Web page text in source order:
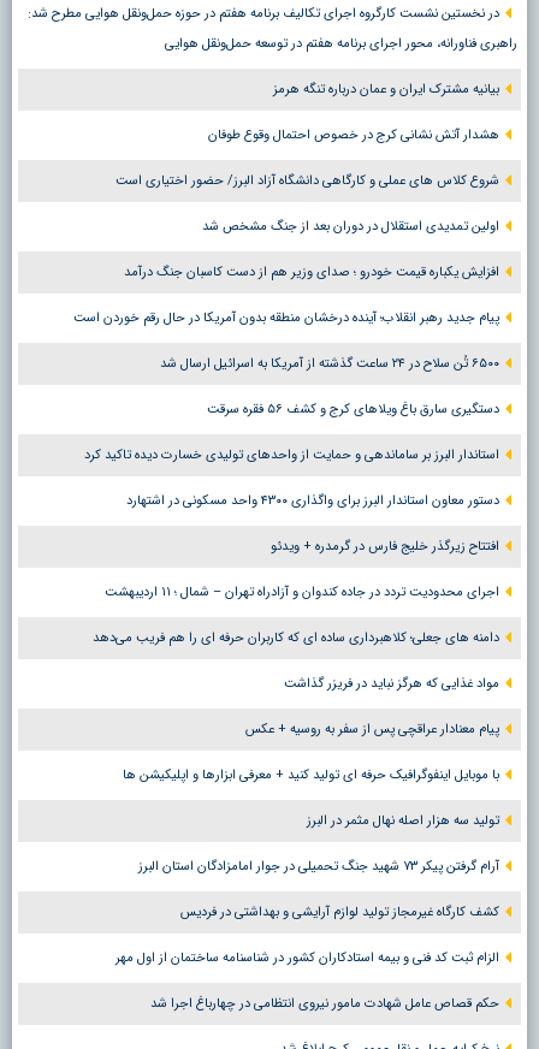
در نخستین نشست کارگروه اجرای تکالیف برنامه هفتم در حوزه حمل‌ونقل هوایی مطرح شد:
راهبری فناورانه، محور اجرای برنامه هفتم در توسعه حمل‌ونقل هوایی
بیانیه مشترک ایران و عمان درباره تنگه هرمز
هشدار آتش نشانی کرج در خصوص احتمال وقوع طوفان
شروع کلاس های عملی و کارگاهی دانشگاه آزاد البرز/ حضور اختیاری است
اولین تمدیدی استقلال در دوران بعد از جنگ مشخص شد
افزایش یکباره قیمت خودرو ؛ صدای وزیر هم از دست کاسبان جنگ درآمد
پیام جدید رهبر انقلاب؛ آینده درخشان منطقه بدون آمریکا در حال رقم خوردن است
۶۵۰۰ تُن سلاح در ۲۴ ساعت گذشته از آمریکا به اسرائیل ارسال شد
دستگیری سارق باغ ویلاهای کرج و کشف ۵۶ فقره سرقت
استاندار البرز بر ساماندهی و حمایت از واحدهای تولیدی خسارت دیده تاکید کرد
دستور معاون استاندار البرز برای واگذاری ۴۳۰۰ واحد مسکونی در اشتهارد
افتتاح زیرگذر خلیج فارس در گرمدره + ویدئو
اجرای محدودیت تردد در جاده کندوان و آزادراه تهران – شمال ؛ ١١ اردیبهشت
دامنه های جعلی؛ کلاهبرداری ساده ای که کاربران حرفه ای را هم فریب می‌دهد
مواد غذایی که هرگز نباید در فریزر گذاشت
پیام معنادار عراقچی پس از سفر به روسیه + عکس
با موبایل اینفوگرافیک حرفه ای تولید کنید + معرفی ابزارها و اپلیکیشن ها
تولید سه هزار اصله نهال مثمر در البرز
آرام گرفتن پیکر ۷۳ شهید جنگ تحمیلی در جوار امامزادگان استان البرز
کشف کارگاه غیرمجاز تولید لوازم آرایشی و بهداشتی در فردیس
الزام ثبت کد فنی و بیمه استادکاران کشور در شناسنامه ساختمان از اول مهر
حکم قصاص عامل شهادت مامور نیروی انتظامی در چهارباغ اجرا شد